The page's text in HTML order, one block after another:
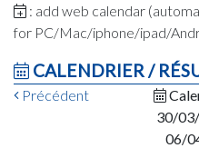
: add web calendar
for PC/Mac/iphone/ipad/
CALENDRIER /
Précédent
30/
06/